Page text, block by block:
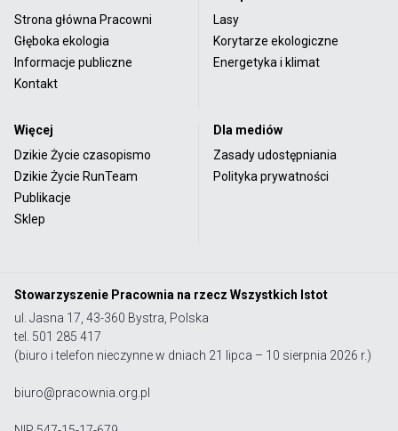
Strona główna Pracowni
Głęboka ekologia
Informacje publiczne
Kontakt
Lasy
Korytarze ekologiczne
Energetyka i klimat
Więcej
Dzikie Życie czasopismo
Dzikie Życie RunTeam
Publikacje
Sklep
Dla mediów
Zasady udostępniania
Polityka prywatności
Stowarzyszenie Pracownia na rzecz Wszystkich Istot
ul. Jasna 17, 43-360 Bystra, Polska
tel. 501 285 417
(biuro i telefon nieczynne w dniach 21 lipca – 10 sierpnia 2026 r.)
biuro@pracownia.org.pl